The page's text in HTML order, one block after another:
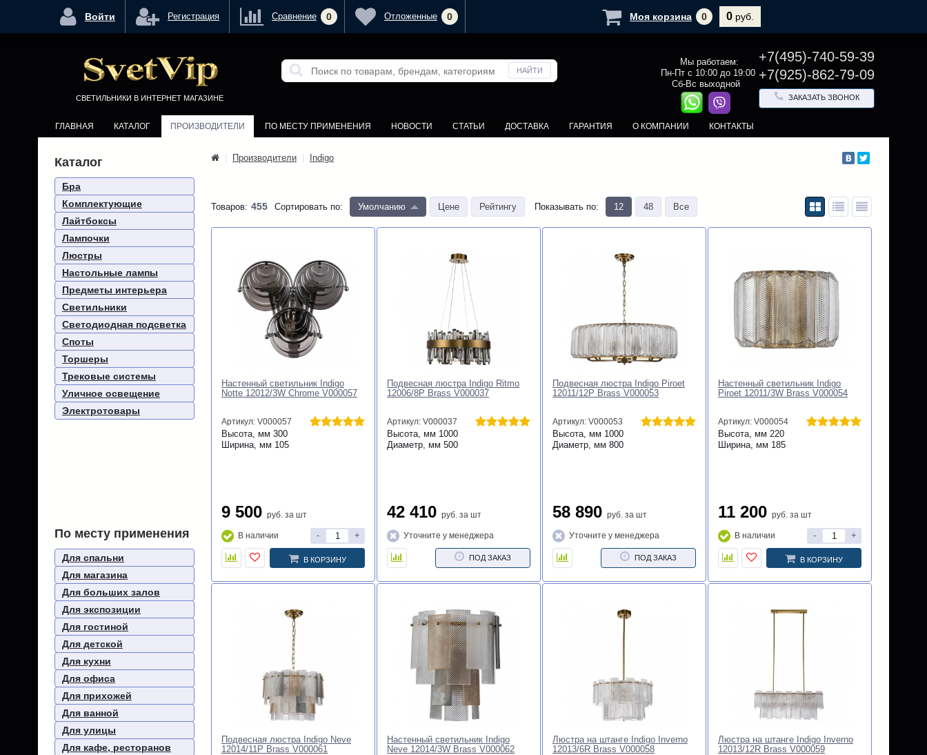
СВЕТИЛЬНИКИ В ИНТЕРНЕТ МАГАЗИНЕ
Мы работаем:
Пн-Пт с 10:00 до 19:00
Сб-Вс выходной
+7(495)-740-59-39
+7(925)-862-79-09
ЗАКАЗАТЬ ЗВОНОК
ГЛАВНАЯ КАТАЛОГ ПРОИЗВОДИТЕЛИ ПО МЕСТУ ПРИМЕНЕНИЯ НОВОСТИ СТАТЬИ ДОСТАВКА ГАРАНТИЯ О КОМПАНИИ КОНТАКТЫ
Каталог
Бра
Комплектующие
Лайтбоксы
Лампочки
Люстры
Настольные лампы
Предметы интерьера
Светильники
Светодиодная подсветка
Споты
Торшеры
Трековые системы
Уличное освещение
Электротовары
По месту применения
Для спальни
Для магазина
Для больших залов
Для экспозиции
Для гостиной
Для детской
Для кухни
Для офиса
Для прихожей
Для ванной
Для улицы
Для кафе, ресторанов
Производители Indigo
Товаров: 455 Сортировать по: Умолчанию Цене Рейтингу Показывать по: 12 48 Все
Настенный светильник Indigo
Notte 12012/3W Chrome V000057
Артикул: V000057
Высота, мм 300
Ширина, мм 105
9 500 руб. за шт
В наличии - +
В КОРЗИНУ
Подвесная люстра Indigo Ritmo
12006/8P Brass V000037
Артикул: V000037
Высота, мм 1000
Диаметр, мм 500
42 410 руб. за шт
Уточните у менеджера
ПОД ЗАКАЗ
Подвесная люстра Indigo Piroet
12011/12P Brass V000053
Артикул: V000053
Высота, мм 1000
Диаметр, мм 800
58 890 руб. за шт
Уточните у менеджера
ПОД ЗАКАЗ
Настенный светильник Indigo
Piroet 12011/3W Brass V000054
Артикул: V000054
Высота, мм 220
Ширина, мм 185
11 200 руб. за шт
В наличии - +
В КОРЗИНУ
Подвесная люстра Indigo Neve
12014/11P Brass V000061
Настенный светильник Indigo
Neve 12014/3W Brass V000062
Люстра на штанге Indigo Inverno
12013/6R Brass V000058
Люстра на штанге Indigo Inverno
12013/12R Brass V000059
Войти Регистрация Сравнение 0 Отложенные 0 Моя корзина 0 0 руб.